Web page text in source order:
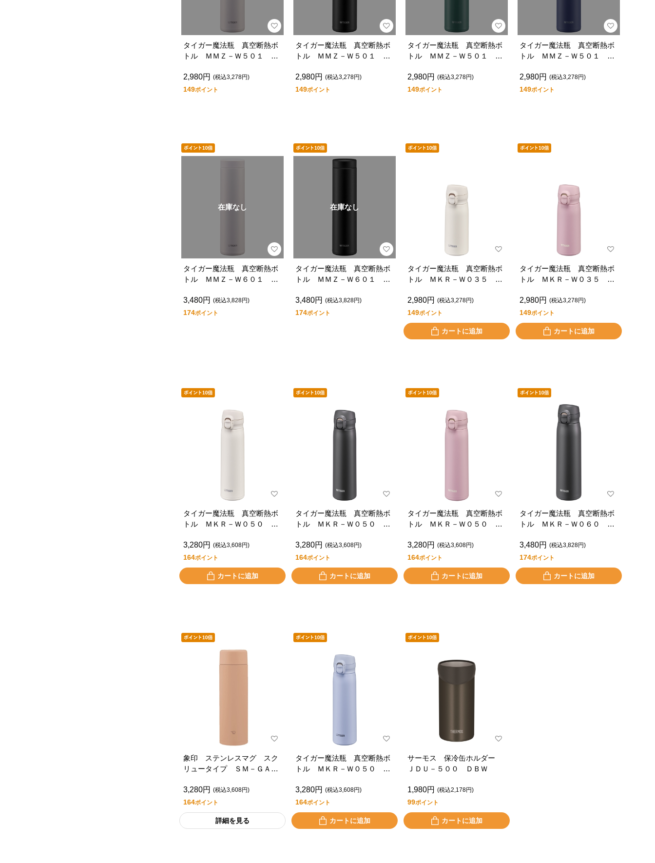
タイガー魔法瓶 真空断熱ボ
トル ＭＭＺ－Ｗ５０１ Ｗ
2,980円 (税込3,278円)
149ポイント
タイガー魔法瓶 真空断熱ボ
トル ＭＭＺ－Ｗ５０１ Ｋ
2,980円 (税込3,278円)
149ポイント
タイガー魔法瓶 真空断熱ボ
トル ＭＭＺ－Ｗ５０１ Ｇ
2,980円 (税込3,278円)
149ポイント
タイガー魔法瓶 真空断熱ボ
トル ＭＭＺ－Ｗ５０１ Ａ
2,980円 (税込3,278円)
149ポイント
在庫なし
タイガー魔法瓶 真空断熱ボ
トル ＭＭＺ－Ｗ６０１ Ｗ
3,480円 (税込3,828円)
174ポイント
在庫なし
タイガー魔法瓶 真空断熱ボ
トル ＭＭＺ－Ｗ６０１ Ｋ
3,480円 (税込3,828円)
174ポイント
タイガー魔法瓶 真空断熱ボ
トル ＭＫＲ－Ｗ０３５ Ｗ
2,980円 (税込3,278円)
149ポイント
カートに追加
タイガー魔法瓶 真空断熱ボ
トル ＭＫＲ－Ｗ０３５ Ｐ
2,980円 (税込3,278円)
149ポイント
カートに追加
タイガー魔法瓶 真空断熱ボ
トル ＭＫＲ－Ｗ０５０ Ｗ
3,280円 (税込3,608円)
164ポイント
カートに追加
タイガー魔法瓶 真空断熱ボ
トル ＭＫＲ－Ｗ０５０ Ｋ
3,280円 (税込3,608円)
164ポイント
カートに追加
タイガー魔法瓶 真空断熱ボ
トル ＭＫＲ－Ｗ０５０ Ｐ
3,280円 (税込3,608円)
164ポイント
カートに追加
タイガー魔法瓶 真空断熱ボ
トル ＭＫＲ－Ｗ０６０ Ｋ
3,480円 (税込3,828円)
174ポイント
カートに追加
象印 ステンレスマグ スク
リュータイプ ＳＭ－ＧＡ６
3,280円 (税込3,608円)
164ポイント
詳細を見る
タイガー魔法瓶 真空断熱ボ
トル ＭＫＲ－Ｗ０５０ Ａ
3,280円 (税込3,608円)
164ポイント
カートに追加
サーモス 保冷缶ホルダー
ＪＤＵ－５００ ＤＢＷ
1,980円 (税込2,178円)
99ポイント
カートに追加